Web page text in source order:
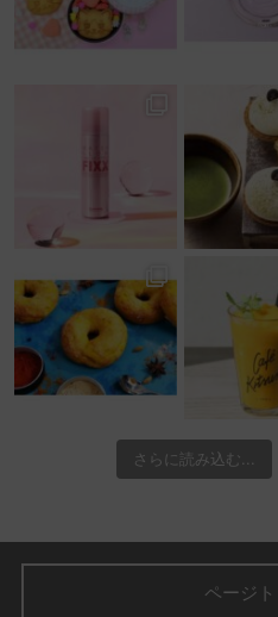
さらに読み込む...
ページ